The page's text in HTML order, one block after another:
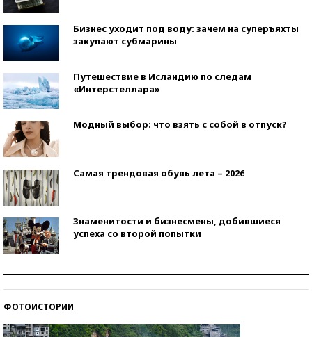
Бизнес уходит под воду: зачем на суперъяхты
закупают субмарины
Путешествие в Исландию по следам
«Интерстеллара»
Модный выбор: что взять с собой в отпуск?
Самая трендовая обувь лета – 2026
Знаменитости и бизнесмены, добившиеся
успеха со второй попытки
ФОТОИСТОРИИ